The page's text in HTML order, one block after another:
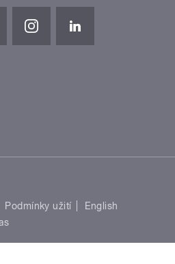
Podmínky užití
English